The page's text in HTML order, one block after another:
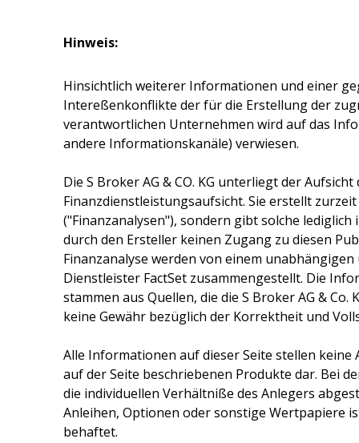
Hinweis:
Hinsichtlich weiterer Informationen und einer
Intereßenkonflikte der für die Erstellung der
verantwortlichen Unternehmen wird auf das
andere Informationskanäle) verwiesen.
Die S Broker AG & CO. KG unterliegt der Aufsicht
Finanzdienstleistungsaufsicht. Sie erstellt
("Finanzanalysen"), sondern gibt solche
durch den Ersteller keinen Zugang zu diesen
Finanzanalyse werden von einem
Dienstleister FactSet zusammengestellt. Die
stammen aus Quellen, die die S Broker AG & Co.
keine Gewähr bezüglich der Korrektheit und
Alle Informationen auf dieser Seite stellen
auf der Seite beschriebenen Produkte dar. Bei
die individuellen Verhältniße des Anlegers
Anleihen, Optionen oder sonstige Wertpapiere
behaftet.